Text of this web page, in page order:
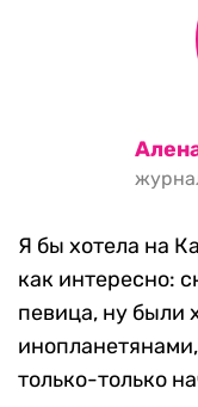
Я бы хотела на
как интересно:
певица, ну были
только-только